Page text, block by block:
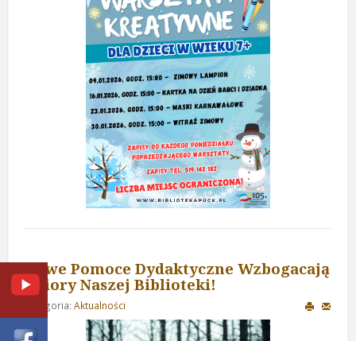
Nowe Pomoce Dydaktyczne Wzbogacają
Zbiory Naszej Biblioteki!
Kategoria: Aktualności